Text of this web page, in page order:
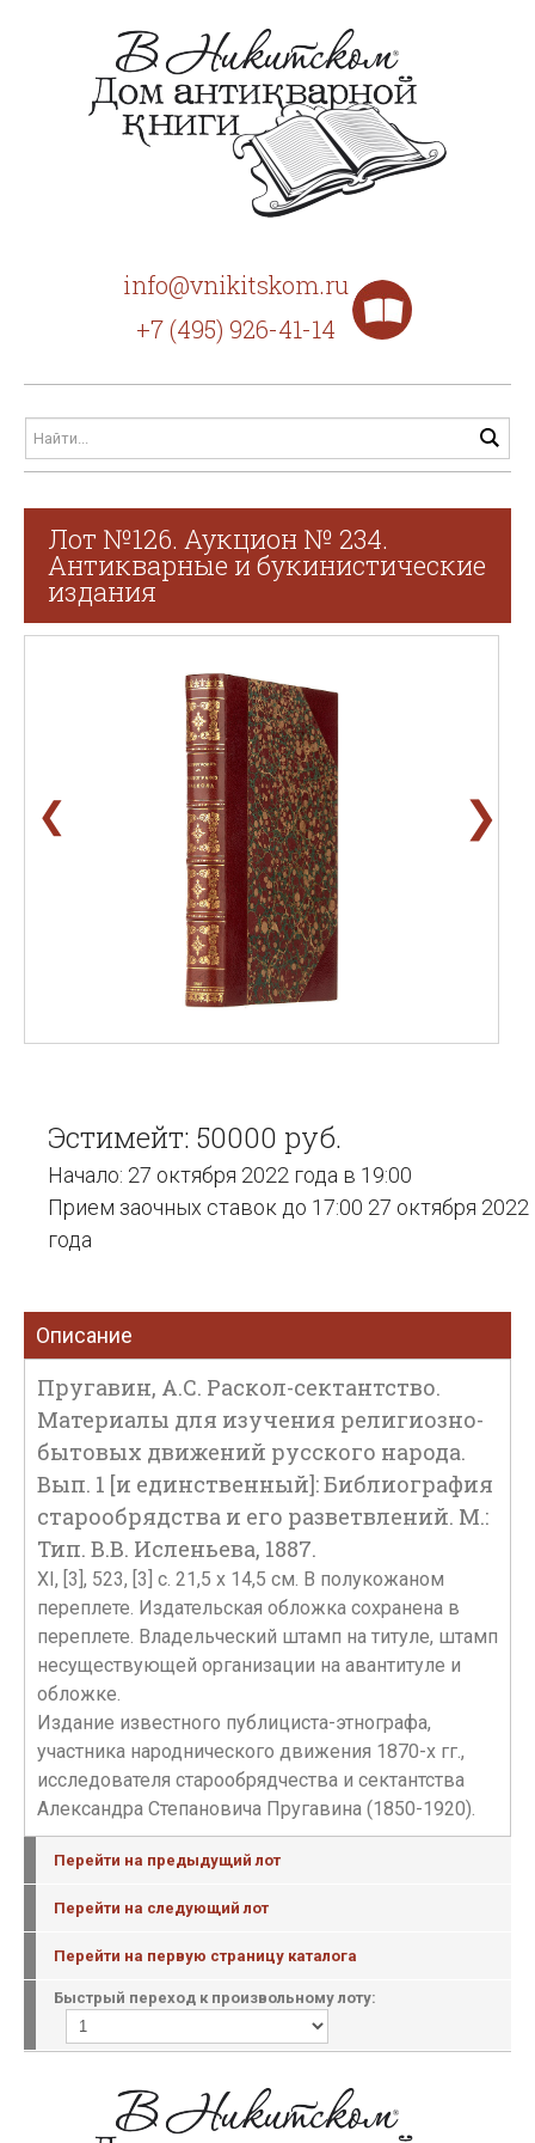
info@vnikitskom.ru
+7 (495) 926-41-14
Лот №126. Аукцион № 234.
Антикварные и букинистические
издания
❮ ❯
Эстимейт: 50000 руб.
Начало: 27 октября 2022 года в 19:00
Прием заочных ставок до 17:00 27 октября 2022
года
Описание
Пругавин, А.С. Раскол-сектантство.
Материалы для изучения религиозно-
бытовых движений русского народа.
Вып. 1 [и единственный]: Библиография
старообрядства и его разветвлений. М.:
Тип. В.В. Исленьева, 1887.
XI, [3], 523, [3] с. 21,5 x 14,5 см. В полукожаном
переплете. Издательская обложка сохранена в
переплете. Владельческий штамп на титуле, штамп
несуществующей организации на авантитуле и
обложке.
Издание известного публициста-этнографа,
участника народнического движения 1870-х гг.,
исследователя старообрядчества и сектантства
Александра Степановича Пругавина (1850-1920).
Перейти на предыдущий лот
Перейти на следующий лот
Перейти на первую страницу каталога
Быстрый переход к произвольному лоту: